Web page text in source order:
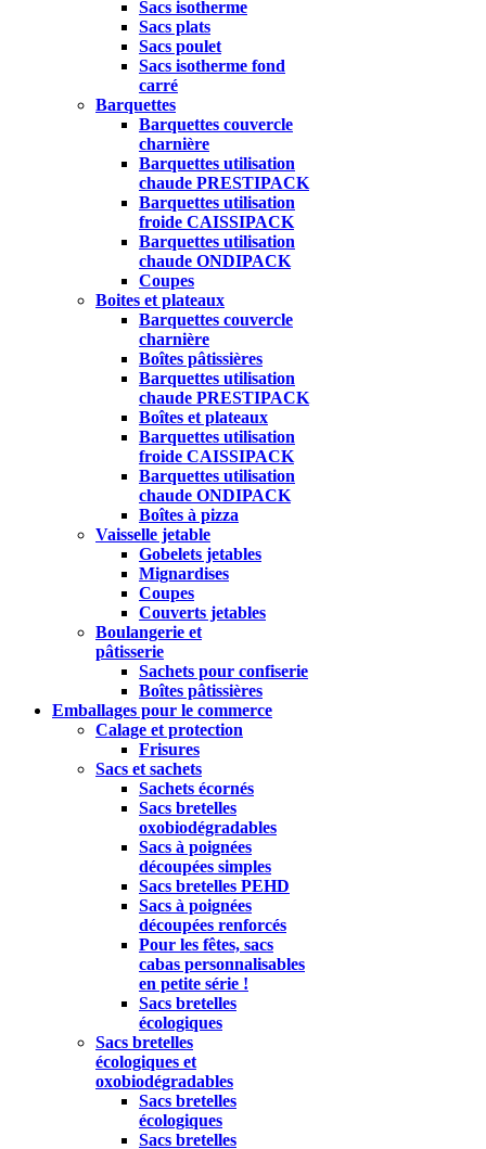
Sacs isotherme
Sacs plats
Sacs poulet
Sacs isotherme fond
carré
Barquettes
Barquettes couvercle
charnière
Barquettes utilisation
chaude PRESTIPACK
Barquettes utilisation
froide CAISSIPACK
Barquettes utilisation
chaude ONDIPACK
Coupes
Boites et plateaux
Barquettes couvercle
charnière
Boîtes pâtissières
Barquettes utilisation
chaude PRESTIPACK
Boîtes et plateaux
Barquettes utilisation
froide CAISSIPACK
Barquettes utilisation
chaude ONDIPACK
Boîtes à pizza
Vaisselle jetable
Gobelets jetables
Mignardises
Coupes
Couverts jetables
Boulangerie et
pâtisserie
Sachets pour confiserie
Boîtes pâtissières
Emballages pour le commerce
Calage et protection
Frisures
Sacs et sachets
Sachets écornés
Sacs bretelles
oxobiodégradables
Sacs à poignées
découpées simples
Sacs bretelles PEHD
Sacs à poignées
découpées renforcés
Pour les fêtes, sacs
cabas personnalisables
en petite série !
Sacs bretelles
écologiques
Sacs bretelles
écologiques et
oxobiodégradables
Sacs bretelles
écologiques
Sacs bretelles